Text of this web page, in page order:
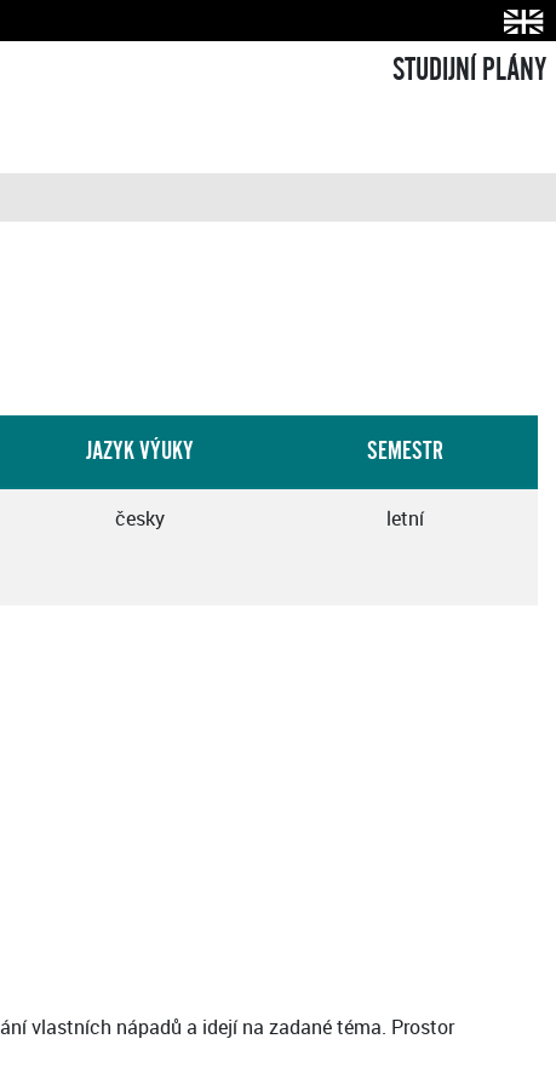
STUDIJNÍ PLÁNY
JAZYK VÝUKY SEMESTR
česky letní
vlastních nápadů a idejí na zadané téma. Prostor